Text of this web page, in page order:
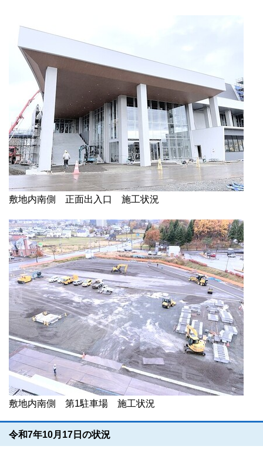
敷地内南側 正面出入口 施工状況
敷地内南側 第1駐車場 施工状況
令和7年10月17日の状況